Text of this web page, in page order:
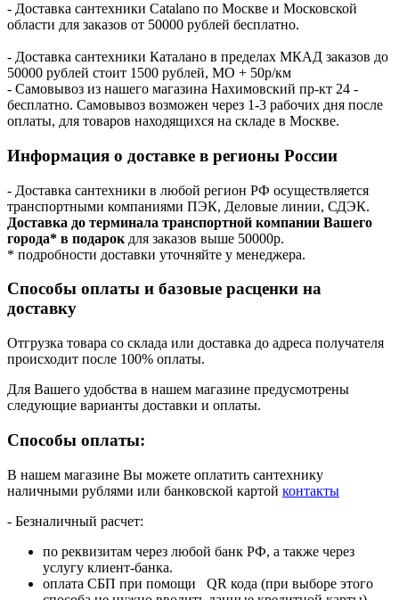
- Доставка сантехники Catalano по Москве и Московской
области для заказов от 50000 рублей бесплатно.
- Доставка сантехники Каталано в пределах МКАД заказов до
50000 рублей стоит 1500 рублей, МО + 50р/км
- Самовывоз из нашего магазина Нахимовский пр-кт 24 -
бесплатно. Самовывоз возможен через 1-3 рабочих дня после
оплаты, для товаров находящихся на складе в Москве.
Информация о доставке в регионы России
- Доставка сантехники в любой регион РФ осуществляется
транспортными компаниями ПЭК, Деловые линии, СДЭК.
Доставка до терминала транспортной компании Вашего
города* в подарок для заказов выше 50000р.
* подробности доставки уточняйте у менеджера.
Способы оплаты и базовые расценки на
доставку
Отгрузка товара со склада или доставка до адреса получателя
происходит после 100% оплаты.
Для Вашего удобства в нашем магазине предусмотрены
следующие варианты доставки и оплаты.
Способы оплаты:
В нашем магазине Вы можете оплатить сантехнику
наличными рублями или банковской картой контакты
- Безналичный расчет:
по реквизитам через любой банк РФ, а также через
услугу клиент-банка.
оплата СБП при помощи QR кода (при выборе этого